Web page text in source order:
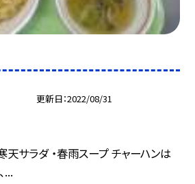
更新日 2022/08/31
天サラダ ・春雨スープ チャーハンは
...